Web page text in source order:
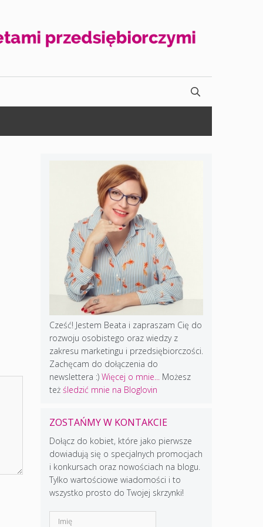
Cześć! Jestem Beata i zapraszam Cię do
rozwoju osobistego oraz wiedzy z
zakresu marketingu i przedsiębiorczości.
Zachęcam do dołączenia do
newslettera :) Więcej o mnie...
Możesz
też śledzić mnie na Bloglovin
ZOSTAŃMY W KONTAKCIE
Dołącz do kobiet, które jako pierwsze
dowiadują się o specjalnych promocjach
i konkursach oraz nowościach na blogu.
Tylko wartościowe wiadomości i to
wszystko prosto do Twojej skrzynki!